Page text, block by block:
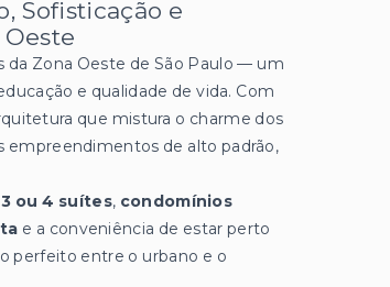
Sofisticação e
da Zona Oeste de São Paulo — um
e qualidade de vida. Com
que mistura o charme dos
empreendimentos de alto padrão,
ou 4 suítes, condomínios
e a conveniência de estar perto
perfeito entre o urbano e o